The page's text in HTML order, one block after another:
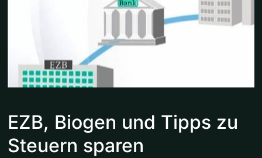
EZB, Biogen und Tipps zu
Steuern sparen